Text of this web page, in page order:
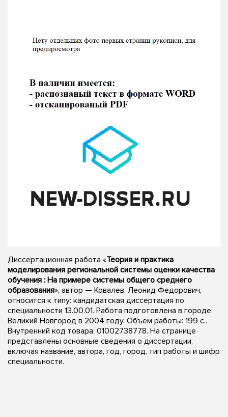
Диссертационная работа «Теория и практика
моделирования региональной системы оценки качества
обучения : На примере системы общего среднего
образования», автор — Ковалев, Леонид Федорович,
относится к типу: кандидатская диссертация по
специальности 13.00.01. Работа подготовлена в городе
Великий Новгород в 2004 году. Объем работы: 199 с..
Внутренний код товара: 01002738778. На странице
представлены основные сведения о диссертации,
включая название, автора, год, город, тип работы и шифр
специальности.